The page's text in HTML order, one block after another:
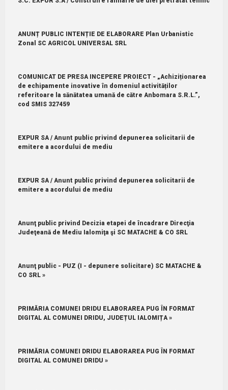
ANUNȚ PUBLIC INTENȚIE DE ELABORARE Plan Urbanistic
Zonal SC AGRICOL UNIVERSAL SRL
COMUNICAT DE PRESA INCEPERE PROIECT - „Achiziționarea
de echipamente inovative în domeniul activităților
referitoare la sănătatea umană de către Anbomara S.R.L.”,
cod SMIS 327459
EXPUR SA / Anunt public privind depunerea solicitarii de
emitere a acordului de mediu
EXPUR SA / Anunt public privind depunerea solicitarii de
emitere a acordului de mediu
Anunţ public privind Decizia etapei de încadrare Direcţia
Judeţeană de Mediu Ialomiţa şi SC MATACHE & CO SRL
Anunţ public - PUZ (I - depunere solicitare) SC MATACHE &
CO SRL »
PRIMĂRIA COMUNEI DRIDU ELABORAREA PUG ÎN FORMAT
DIGITAL AL COMUNEI DRIDU, JUDEȚUL IALOMIȚA »
PRIMĂRIA COMUNEI DRIDU ELABORAREA PUG ÎN FORMAT
DIGITAL AL COMUNEI DRIDU »